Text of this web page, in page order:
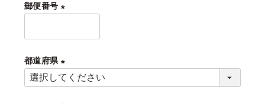
)
郵便番号
必
)
都道府県
(